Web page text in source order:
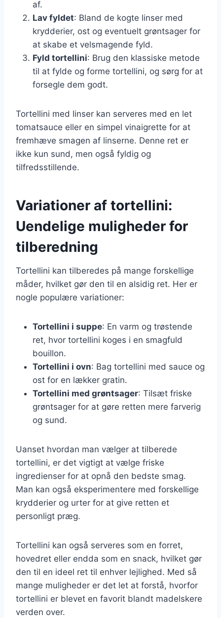
af.
Lav fyldet: Bland de kogte linser med
krydderier, ost og eventuelt grøntsager for
at skabe et velsmagende fyld.
Fyld tortellini: Brug den klassiske metode
til at fylde og forme tortellini, og sørg for at
forsegle dem godt.
Tortellini med linser kan serveres med en let
tomatsauce eller en simpel vinaigrette for at
fremhæve smagen af linserne. Denne ret er
ikke kun sund, men også fyldig og
tilfredsstillende.
Variationer af tortellini:
Uendelige muligheder for
tilberedning
Tortellini kan tilberedes på mange forskellige
måder, hvilket gør den til en alsidig ret. Her er
nogle populære variationer:
Tortellini i suppe: En varm og trøstende
ret, hvor tortellini koges i en smagfuld
bouillon.
Tortellini i ovn: Bag tortellini med sauce og
ost for en lækker gratin.
Tortellini med grøntsager: Tilsæt friske
grøntsager for at gøre retten mere farverig
og sund.
Uanset hvordan man vælger at tilberede
tortellini, er det vigtigt at vælge friske
ingredienser for at opnå den bedste smag.
Man kan også eksperimentere med forskellige
krydderier og urter for at give retten et
personligt præg.
Tortellini kan også serveres som en forret,
hovedret eller endda som en snack, hvilket gør
den til en ideel ret til enhver lejlighed. Med så
mange muligheder er det let at forstå, hvorfor
tortellini er blevet en favorit blandt madelskere
verden over.